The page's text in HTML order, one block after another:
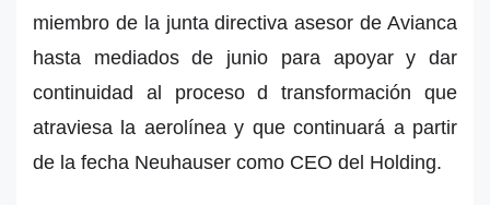
miembro de la junta directiva asesor de Avianca
hasta mediados de junio para apoyar y dar
continuidad al proceso d transformación que
atraviesa la aerolínea y que continuará a partir
de la fecha Neuhauser como CEO del Holding.